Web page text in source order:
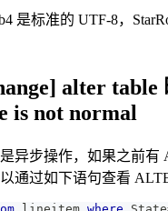
是标准的 UTF-8，
alter table
is not normal
异步操作，如果之前有
通过如下语句查看